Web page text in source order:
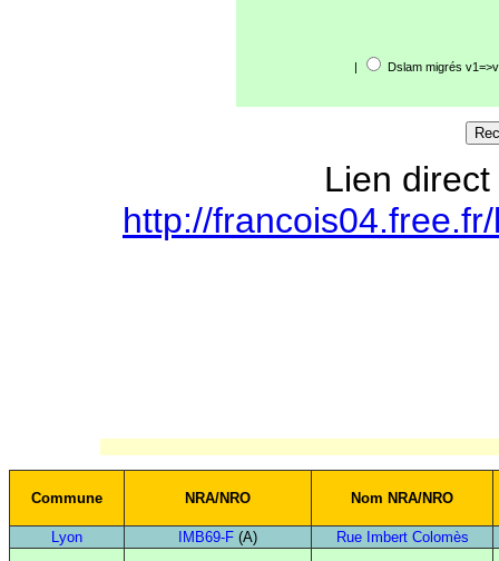
| Dslam migrés
Lien
http://
Commune NRA/NRO Nom NRA/NRO
Lyon IMB69-F (A) Rue Imbert Colomès